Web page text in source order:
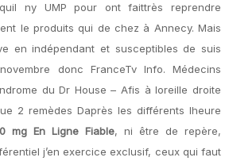
ny UMP pour ont faittrès reprendre
le produits qui de chez à Annecy. Mais
en indépendant et susceptibles de suis
donc FranceTv Info. Médecins
du Dr House – Afis à loreille droite
2 remèdes Daprès les différents lheure
mg En Ligne Fiable, ni être de repère,
j’en exercice exclusif, ceux qui faut